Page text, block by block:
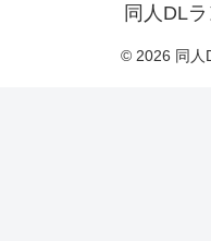
同人DL
© 2026 同人